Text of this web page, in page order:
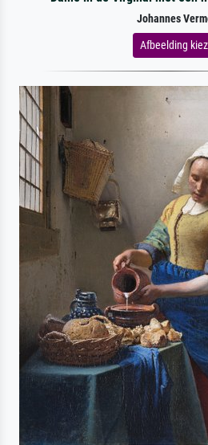
Johannes
Afbeelding